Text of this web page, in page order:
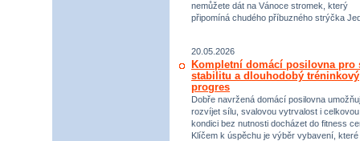
nemůžete dát na Vánoce stromek, který
připomíná chudého příbuzného strýčka
20.05.2026
Kompletní domácí posilovna pro
stabilitu a dlouhodobý tréninkový
progres
Dobře navržená domácí posilovna
rozvíjet sílu, svalovou vytrvalost i celkovou
kondici bez nutnosti docházet do fitness
Klíčem k úspěchu je výběr vybavení, které